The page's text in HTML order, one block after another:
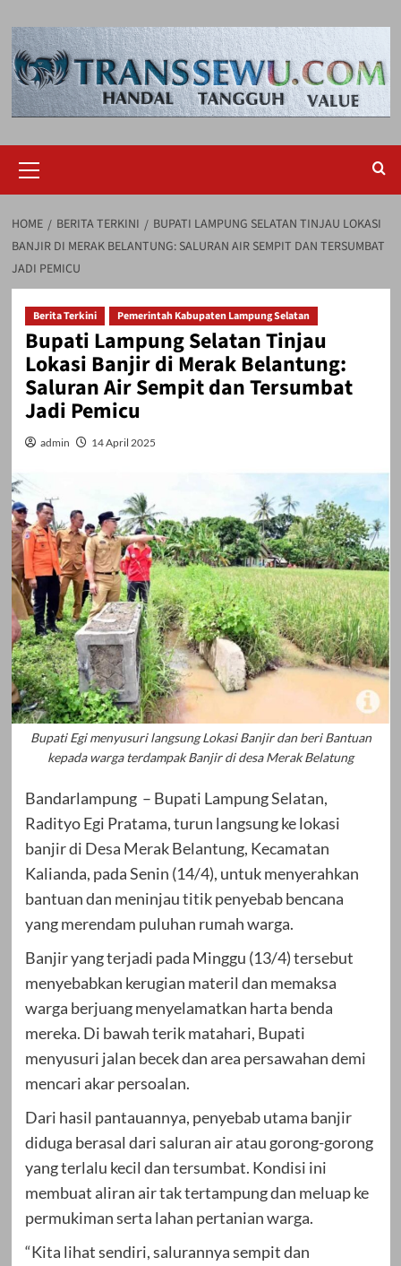
to
content
Menu
HOME BERITA TERKINI
BUPATI LAMPUNG SELATAN TINJAU LOKASI
BANJIR DI MERAK BELANTUNG: SALURAN AIR SEMPIT DAN TERSUMBAT
JADI PEMICU
Berita Terkini Pemerintah Kabupaten Lampung Selatan
Bupati Lampung Selatan Tinjau
Lokasi Banjir di Merak Belantung:
Saluran Air Sempit dan Tersumbat
Jadi Pemicu
admin 14 April 2025
Bupati Egi menyusuri langsung Lokasi Banjir dan beri Bantuan
kepada warga terdampak Banjir di desa Merak Belatung
Bandarlampung – Bupati Lampung Selatan,
Radityo Egi Pratama, turun langsung ke lokasi
banjir di Desa Merak Belantung, Kecamatan
Kalianda, pada Senin (14/4), untuk menyerahkan
bantuan dan meninjau titik penyebab bencana
yang merendam puluhan rumah warga.
Banjir yang terjadi pada Minggu (13/4) tersebut
menyebabkan kerugian materil dan memaksa
warga berjuang menyelamatkan harta benda
mereka. Di bawah terik matahari, Bupati
menyusuri jalan becek dan area persawahan demi
mencari akar persoalan.
Dari hasil pantauannya, penyebab utama banjir
diduga berasal dari saluran air atau gorong-gorong
yang terlalu kecil dan tersumbat. Kondisi ini
membuat aliran air tak tertampung dan meluap ke
permukiman serta lahan pertanian warga.
“Kita lihat sendiri, salurannya sempit dan